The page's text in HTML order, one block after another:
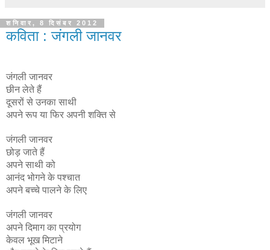
शनिवार, 8 दिसंबर 2012
कविता : जंगली जानवर
जंगलीजानवर
छीन लेते हैं
दूसरों से उनका साथी
अपनेरूपया फिर अपनी शक्ति से
जंगली जानवर
छोड़ जाते हैं
अपने साथी को
आनंद भोगने के पश्चात
अपने बच्चे पालने के लिए
जंगली जानवर
अपने दिमाग का प्रयोग
केवल भूख मिटाने